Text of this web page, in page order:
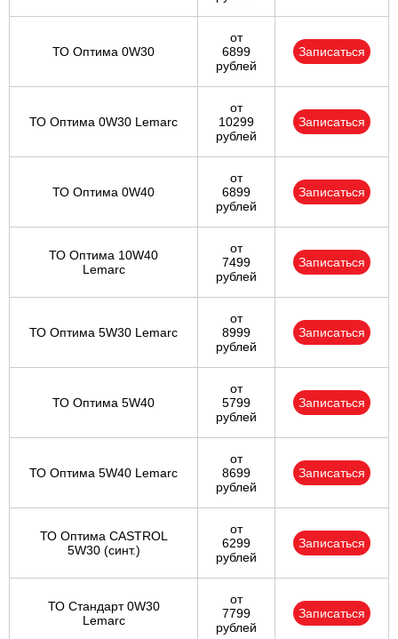
ТО Оптима 0W30
от
6899
рублей
Записаться
ТО Оптима 0W30 Lemarc
от
10299
рублей
Записаться
ТО Оптима 0W40
от
6899
рублей
Записаться
ТО Оптима 10W40
Lemarc
от
7499
рублей
Записаться
ТО Оптима 5W30 Lemarc
от
8999
рублей
Записаться
ТО Оптима 5W40
от
5799
рублей
Записаться
ТО Оптима 5W40 Lemarc
от
8699
рублей
Записаться
ТО Оптима CASTROL
5W30 (синт.)
от
6299
рублей
Записаться
ТО Стандарт 0W30
Lemarc
от
7799
рублей
Записаться